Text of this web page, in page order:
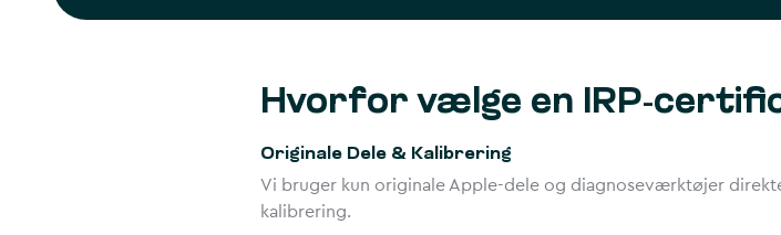
Hvorfor vælge en IRP-
Originale Dele & Kalibrering
Vi bruger kun originale Apple-dele og diagnoseværktøjer
kalibrering.